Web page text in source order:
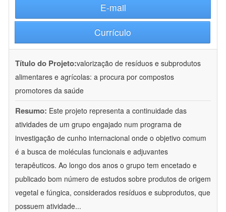
E-mail
Currículo
Título do Projeto:valorização de resíduos e subprodutos
alimentares e agrícolas: a procura por compostos
promotores da saúde
Resumo: Este projeto representa a continuidade das
atividades de um grupo engajado num programa de
investigação de cunho internacional onde o objetivo comum
é a busca de moléculas funcionais e adjuvantes
terapêuticos. Ao longo dos anos o grupo tem encetado e
publicado bom número de estudos sobre produtos de origem
vegetal e fúngica, considerados resíduos e subprodutos, que
possuem atividade...